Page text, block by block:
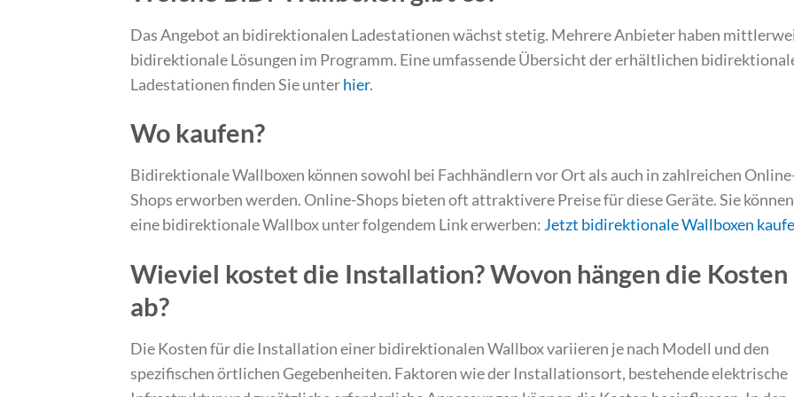
Das Angebot an bidirektionalen Ladestationen wächst stetig. Mehrere Anbieter haben
bidirektionale Lösungen im Programm. Eine umfassende Übersicht der erhältlichen
Ladestationen finden Sie unterhier.
Wo kaufen?
Bidirektionale Wallboxen können sowohl bei Fachhändlern vor Ort als auch in zahlreichen
Shops erworben werden. Online-Shops bieten oft attraktivere Preise für diese Geräte. Sie können
eine bidirektionale Wallbox unter folgendem Link erwerben: Jetzt bidirektionale Wallboxen
Wieviel kostet die Installation? Wovon hängen die Kosten
ab?
Die Kosten für die Installation einer bidirektionalen Wallbox variieren je nach Modell und den
spezifischen örtlichen Gegebenheiten. Faktoren wie der Installationsort, bestehende elektrische